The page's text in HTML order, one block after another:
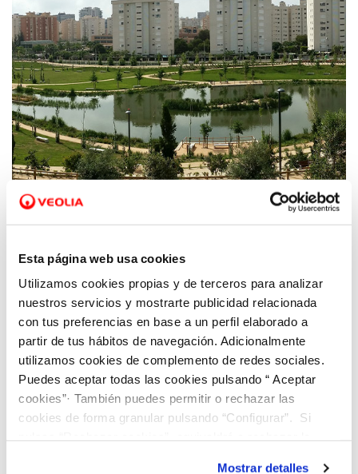
Esta página web usa cookies
Utilizamos cookies propias y de terceros para analizar
nuestros servicios y mostrarte publicidad relacionada
con tus preferencias en base a un perfil elaborado a
partir de tus hábitos de navegación. Adicionalmente
utilizamos cookies de complemento de redes sociales.
Puedes aceptar todas las cookies pulsando “ Aceptar
cookies”· También puedes permitir o rechazar las
cookies de forma granular pulsando “Configurar”. Si
Mostrar detalles
22 OCT 2020
y renaturalización de las ciudades como
respuesta a los efectos del cambio climático
en URCC 2020